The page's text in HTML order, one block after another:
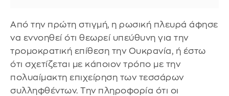
Από την πρώτη στιγμή, η ρωσική πλευρά άφησε
να εννοηθεί ότι θεωρεί υπεύθυνη για την
τρομοκρατική επίθεση την Ουκρανία, ή έστω
ότι σχετίζεται με κάποιον τρόπο με την
πολυαίμακτη επιχείρηση των τεσσάρων
συλληφθέντων. Την πληροφορία ότι οι